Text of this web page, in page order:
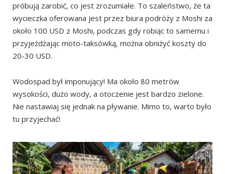
próbują zarobić, co jest zrozumiałe. To szaleństwo, że ta
wycieczka oferowana jest przez biura podróży z Moshi za
około 100 USD z Moshi, podczas gdy robiąc to samemu i
przyjeżdżając moto-taksówką, można obniżyć koszty do
20-30 USD.
Wodospad był imponujący! Ma około 80 metrów
wysokości, dużo wody, a otoczenie jest bardzo zielone.
Nie nastawiaj się jednak na pływanie. Mimo to, warto było
tu przyjechać!